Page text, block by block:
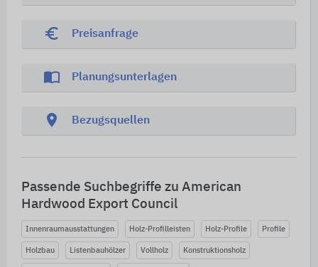
euro_symbol Preisanfrage
import_contacts Planungsunterlagen
location_on Bezugsquellen
Passende Suchbegriffe zu American
Hardwood Export Council
Innenraumausstattungen Holz-Profilleisten Holz-Profile Profile
Holzbau Listenbauhölzer Vollholz Konstruktionsholz